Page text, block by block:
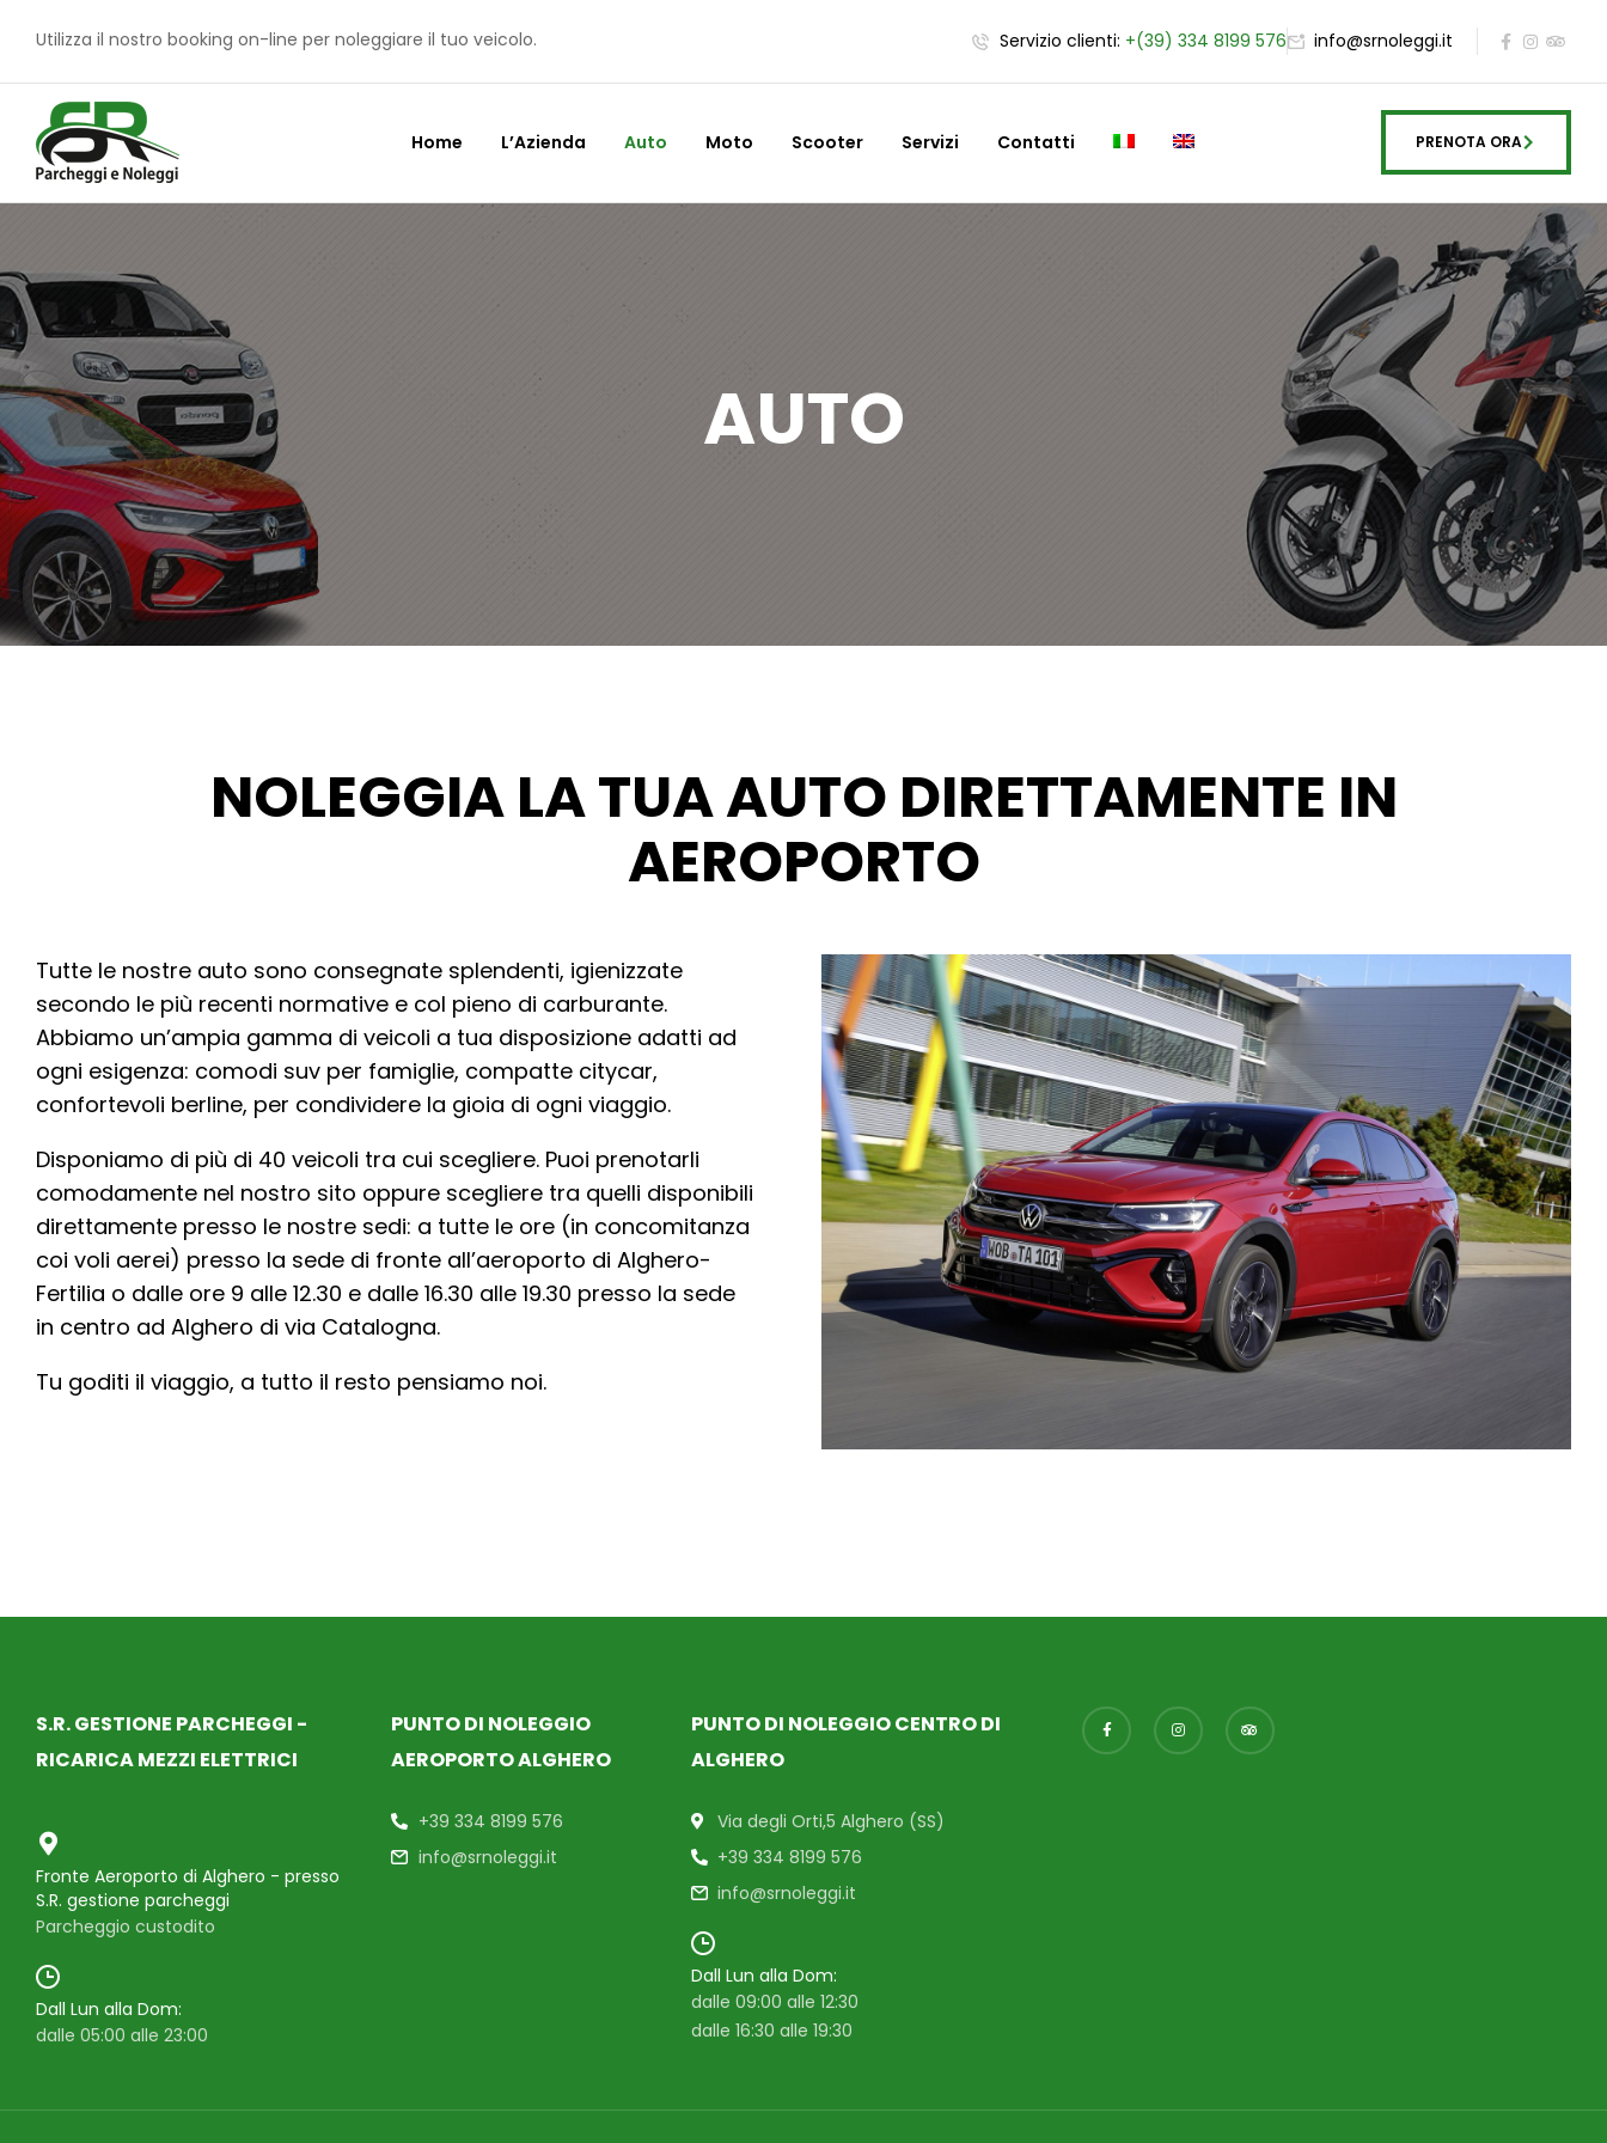
Utilizza il nostro booking on-line per noleggiare il tuo veicolo. Servizio clienti: +(39) 334 8199 576 info@srnoleggi.it
Home L’Azienda Auto Moto Scooter Servizi Contatti PRENOTA ORA
AUTO
NOLEGGIA LA TUA AUTO DIRETTAMENTE IN
AEROPORTO
Tutte le nostre auto sono consegnate splendenti, igienizzate
secondo le più recenti normative e col pieno di carburante.
Abbiamo un’ampia gamma di veicoli a tua disposizione adatti ad
ogni esigenza: comodi suv per famiglie, compatte citycar,
confortevoli berline, per condividere la gioia di ogni viaggio.
Disponiamo di più di 40 veicoli tra cui scegliere. Puoi prenotarli
comodamente nel nostro sito oppure scegliere tra quelli disponibili
direttamente presso le nostre sedi: a tutte le ore (in concomitanza
coi voli aerei) presso la sede di fronte all’aeroporto di Alghero-
Fertilia o dalle ore 9 alle 12.30 e dalle 16.30 alle 19.30 presso la sede
in centro ad Alghero di via Catalogna.
Tu goditi il viaggio, a tutto il resto pensiamo noi.
S.R. GESTIONE PARCHEGGI -
RICARICA MEZZI ELETTRICI
Fronte Aeroporto di Alghero - presso
S.R. gestione parcheggi
Parcheggio custodito​
Dall Lun alla Dom:
dalle 05:00 alle 23:00
PUNTO DI NOLEGGIO
AEROPORTO ALGHERO
+39 334 8199 576
info@srnoleggi.it
PUNTO DI NOLEGGIO CENTRO DI
ALGHERO
Via degli Orti,5 Alghero (SS)
+39 334 8199 576
info@srnoleggi.it
Dall Lun alla Dom:
dalle 09:00 alle 12:30
dalle 16:30 alle 19:30